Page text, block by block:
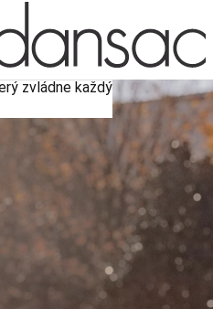
zvládne každý